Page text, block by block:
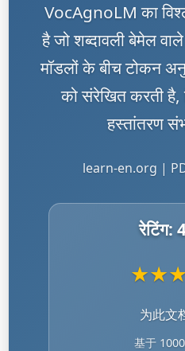
VocAgnoLM का
है जो शब्दावली बेमेल
मॉडलों के बीच टोकन
को संरेखित करती है,
हस्तांतरण
learn-en.org |
रेटिंग:
★★★
为此文
基于